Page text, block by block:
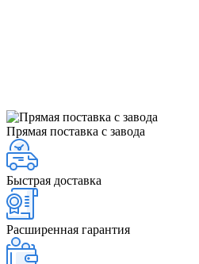
Прямая поставка с завода
Быстрая доставка
Расширенная гарантия